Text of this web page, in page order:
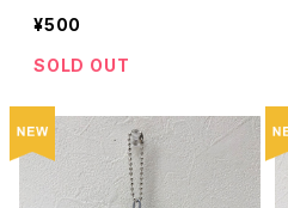
0mmくらい)
¥500
SOLD OUT